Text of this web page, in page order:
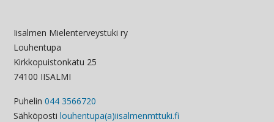
Iisalmen Mielenterveystuki ry
Louhentupa
Kirkkopuistonkatu 25
74100 IISALMI
Puhelin 044 3566720
Sähköposti louhentupa(a)iisalmenmttuki.fi